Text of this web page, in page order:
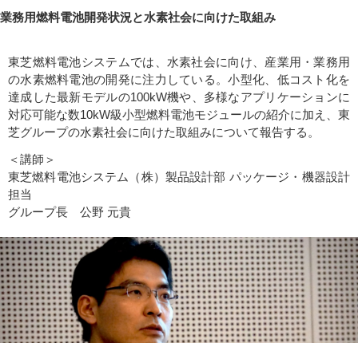
業務用燃料電池開発状況と水素社会に向けた取組み
東芝燃料電池システムでは、水素社会に向け、産業用・業務用
の水素燃料電池の開発に注力している。小型化、低コスト化を
達成した最新モデルの100kW機や、多様なアプリケーションに
対応可能な数10kW級小型燃料電池モジュールの紹介に加え、東
芝グループの水素社会に向けた取組みについて報告する。
＜講師＞
東芝燃料電池システム（株）製品設計部 パッケージ・機器設計
担当
グループ長 公野 元貴